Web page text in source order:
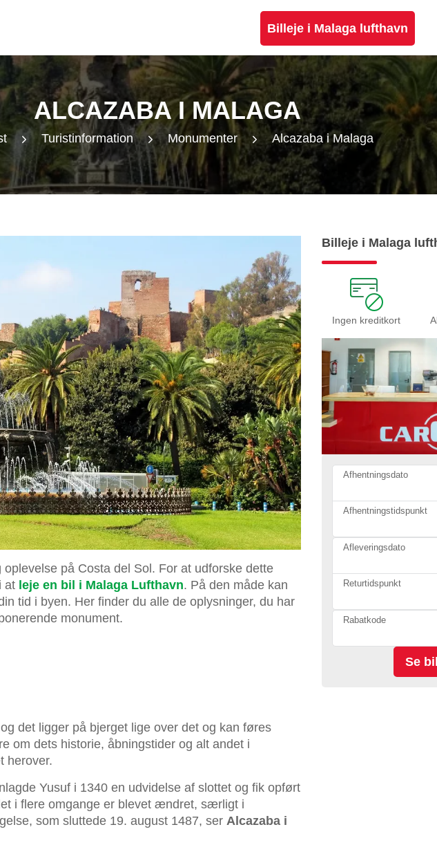
Billeje i Malaga lufthavn
ALCAZABA I MALAGA
Turistinformation Monumenter Alcazaba i Malaga
på Costa del Sol. For at udforske dette
at leje en bil i Malaga Lufthavn. På den måde kan
tid i byen. Her finder du alle de oplysninger, du har
monument.
det ligger på bjerget lige over det og kan føres
om dets historie, åbningstider og alt andet i
herover.
Yusuf i 1340 en udvidelse af slottet og fik opført
i flere omgange er blevet ændret, særligt i
som sluttede 19. august 1487, ser Alcazaba i
Billeje i Malaga
Ingen kreditkort
Afhentningsdato
Afhentningstidspunkt
Afleveringsdato
Returtidspunkt
Rabatkode